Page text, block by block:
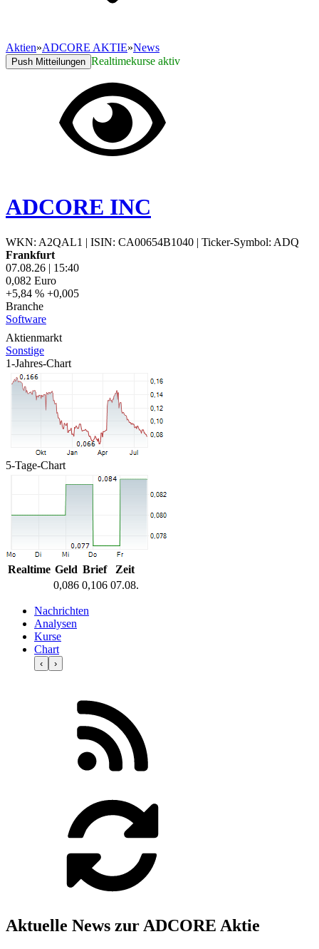
Aktien»ADCORE AKTIE»News
Push Mitteilungen Realtimekurse aktiv
ADCORE INC
WKN: A2QAL1 | ISIN: CA00654B1040 | Ticker-Symbol: ADQ
Frankfurt
07.08.26 | 15:40
0,082 Euro
+5,84 % +0,005
Branche
Software
Aktienmarkt
Sonstige
1-Jahres-Chart
5-Tage-Chart
Realtime Geld Brief
Zeit
0,086 0,106 07.08.
Nachrichten
Analysen
Kurse
Chart
‹ ›
Aktuelle News zur ADCORE Aktie